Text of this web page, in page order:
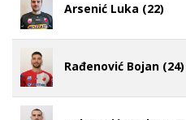
Arsenić Luka (22)
Rađenović Bojan (24)